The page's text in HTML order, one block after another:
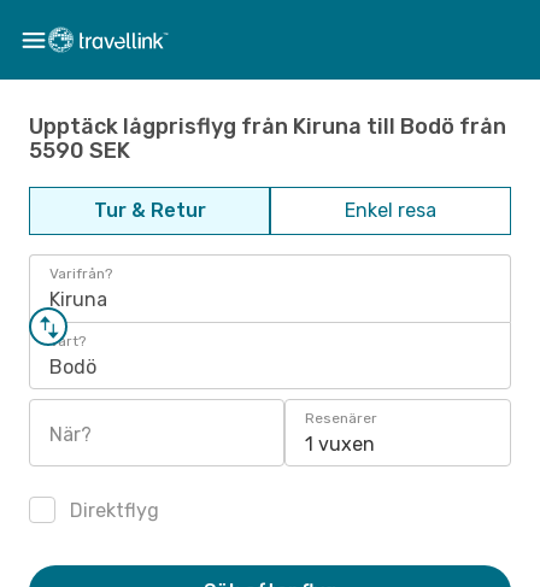
Upptäck lågprisflyg från Kiruna till Bodö från
5590 SEK
Tur & Retur Enkel resa
Varifrån?
Kiruna
Vart?
Bodö
När?
Resenärer
1 vuxen
Direktflyg